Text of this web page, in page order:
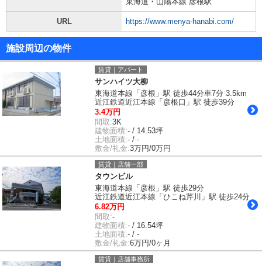
URL https://www.menya-hanabi.com/
施設周辺の物件
賃貸｜アパート
サンハイツ大柳
東海道本線「彦根」駅 徒歩44分車7分 3.5km
近江鉄道近江本線「彦根口」駅 徒歩39分
3.4万円
間取:3K
建物面積:- / 14.53坪
土地面積:- / -
敷金/礼金:3万円/0万円
賃貸｜店舗一部
タウンビル
東海道本線「彦根」駅 徒歩29分
近江鉄道近江本線「ひこね芹川」駅 徒歩24分
6.82万円
間取:-
建物面積:- / 16.54坪
土地面積:- / -
敷金/礼金:6万円/0ヶ月
賃貸｜店舗事務所